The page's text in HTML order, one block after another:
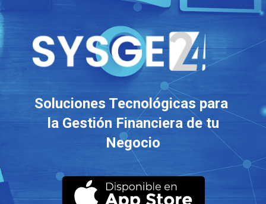
Soluciones Tecnológicas para
la Gestión Financiera de tu
Negocio